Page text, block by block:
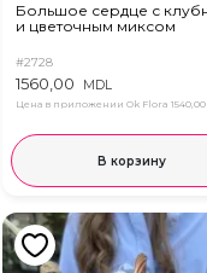
Большое сердце с
и цветочным миксом
#2728
1560,00 MDL
Цена в приложении Ok Flora
В корзину